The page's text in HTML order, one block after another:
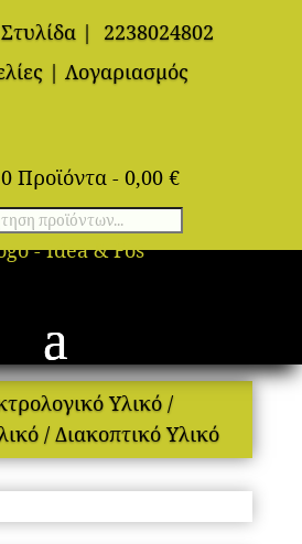
|
2238024802
| Λογαριασμός
0 Προϊόντα - 0,00 €
Υλικό/
/ Διακοπτικό Υλικό